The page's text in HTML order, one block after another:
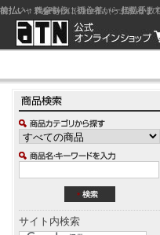
ジャズを中心に初心者から上級者ま
サイト内検索
前払い：クレジットカード（一括払い）
後払い：代金引換（現金払い・代引手数
前払い：PayPay